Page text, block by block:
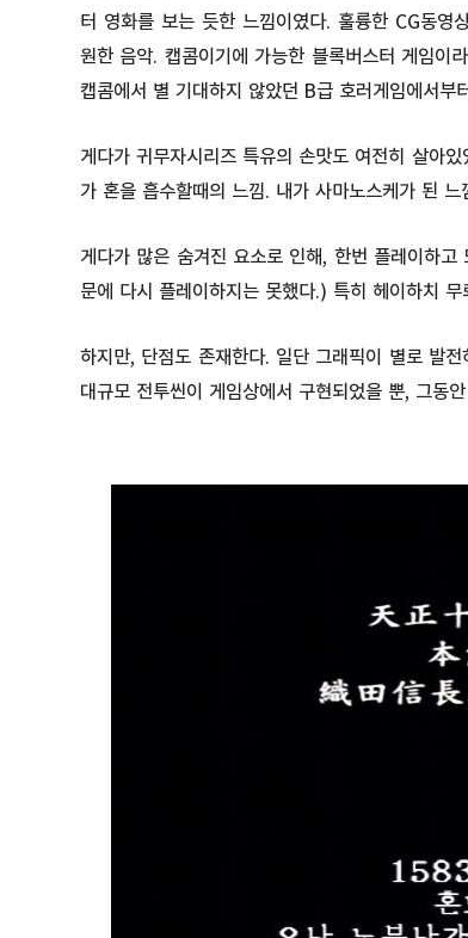
터 영화를 보는 듯한 느낌이였다. 훌륭한 CG동영
원한 음악. 캡콤이기에 가능한 블록버스터 게임이
캡콤에서 별 기대하지 않았던 B급 호러게임에서
게다가 귀무자시리즈 특유의 손맛도 여전히 살아
가 혼을 흡수할때의 느낌. 내가 사마노스케가 된 느
게다가 많은 숨겨진 요소로 인해, 한번 플레이하
문에 다시 플레이하지는 못했다.) 특히 헤이하치
하지만, 단점도 존재한다. 일단 그래픽이 별로 발
대규모 전투씬이 게임상에서 구현되었을 뿐, 그동